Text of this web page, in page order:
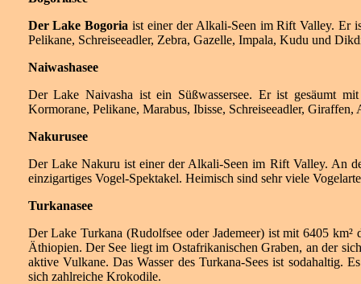
Der Lake Bogoriaist einer der Alkali-Seen im Rift Valley. Er
Pelikane, Schreiseeadler, Zebra, Gazelle, Impala, Kudu und
Naiwashasee
Der Lake Naivasha ist ein Süßwassersee. Er ist gesäumt
Kormorane, Pelikane, Marabus, Ibisse, Schreiseeadler,
Nakurusee
Der Lake Nakuru ist einer der Alkali-Seen im Rift Valley. An
einzigartiges Vogel-Spektakel. Heimisch sind sehr viele
Turkanasee
Der Lake Turkana (Rudolfsee oder Jademeer) ist mit 6405
Äthiopien. Der See liegt im Ostafrikanischen Graben, an der
aktive Vulkane. Das Wasser des Turkana-Sees ist sodahaltig.
sich zahlreiche Krokodile.